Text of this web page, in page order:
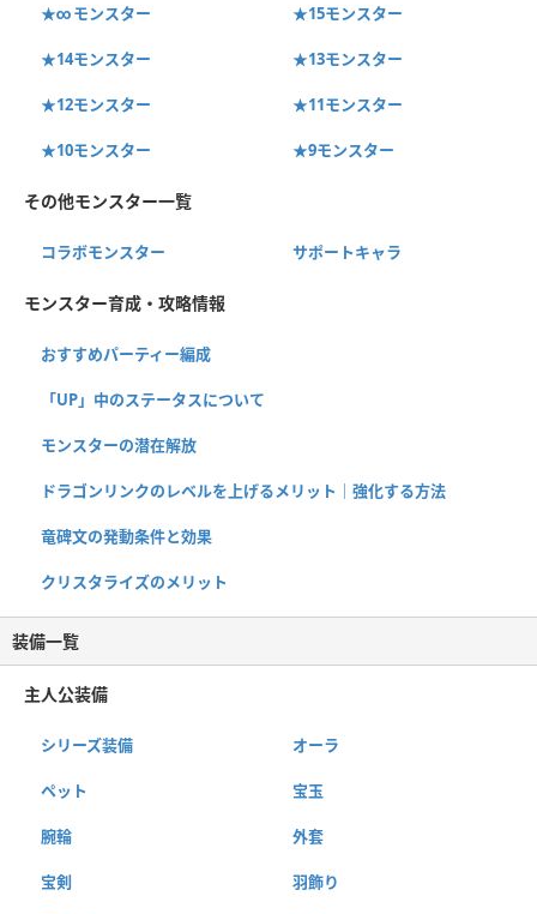
★∞モンスター ★15モンスター
★14モンスター ★13モンスター
★12モンスター ★11モンスター
★10モンスター ★9モンスター
その他モンスター一覧
コラボモンスター サポートキャラ
モンスター育成・攻略情報
おすすめパーティー編成
「UP」中のステータスについて
モンスターの潜在解放
ドラゴンリンクのレベルを上げるメリット｜強化する方法
竜碑文の発動条件と効果
クリスタライズのメリット
装備一覧
主人公装備
シリーズ装備 オーラ
ペット 宝玉
腕輪 外套
宝剣 羽飾り